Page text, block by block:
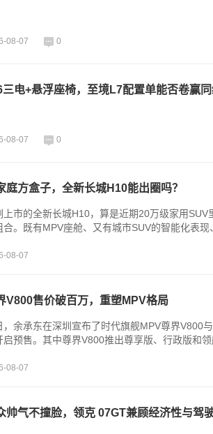
08-07 0
三电+悬浮座椅，至境L7配置单能否卷赢同
08-07 0
庭方盒子，全新长城H10能出圈吗？
上市的全新长城H10，算是近期20万级家用
合。既有MPV座舱、又有城市SUV的智能化表
08-07
V800售价破百万，重塑MPV格局
，余承东在深圳宣布了时代旗舰MPV尊界V800
启预售。其中尊界V800推出尊享版、行政版和
08-07
帅气不撞脸，领克 07GT兼顾经济性与驾